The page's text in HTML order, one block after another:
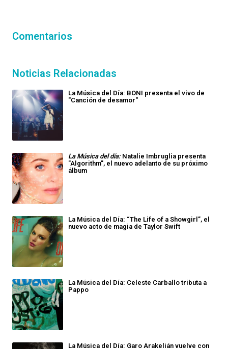
Comentarios
Noticias Relacionadas
La Música del Día: BONI presenta el vivo de
"Canción de desamor"
La Música del día:Natalie Imbruglia presenta
"Algorithm", el nuevo adelanto de su próximo
álbum
La Música del Día: “The Life of a Showgirl”, el
nuevo acto de magia de Taylor Swift
La Música del Día: Celeste Carballo tributa a
Pappo
La Música del Día: Garo Arakelián vuelve con